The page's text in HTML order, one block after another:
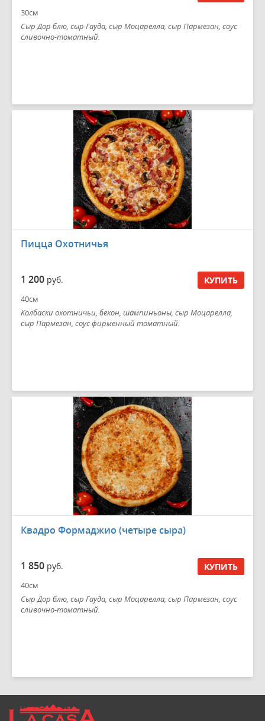
30см
Сыр Дор блю, сыр Гауда, сыр Моцарелла, сыр Пармезан, соус
сливочно-томатный.
Пицца Охотничья
1 200 руб. КУПИТЬ
40см
Колбаски охотничьи, бекон, шампиньоны, сыр Моцарелла,
сыр Пармезан, соус фирменный томатный.
Квадро Формаджио (четыре сыра)
1 850 руб. КУПИТЬ
40см
Сыр Дор блю, сыр Гауда, сыр Моцарелла, сыр Пармезан, соус
сливочно-томатный.